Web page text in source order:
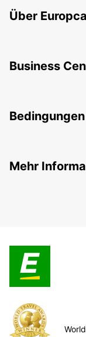
Über
Business
Mehr